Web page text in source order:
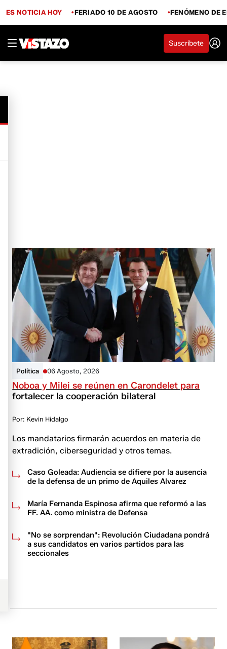
ES NOTICIA HOY FERIADO 10 DE AGOSTO FENÓMENO DE
Suscríbete
Política 06 Agosto, 2026
Noboa y Milei se reúnen en Carondelet para
fortalecer la cooperación bilateral
Por: Kevin Hidalgo
Los mandatarios firmarán acuerdos en materia de
extradición, ciberseguridad y otros temas.
Caso Goleada: Audiencia se difiere por la ausencia
de la defensa de un primo de Aquiles Alvarez
María Fernanda Espinosa afirma que reformó a las
FF. AA. como ministra de Defensa
"No se sorprendan": Revolución Ciudadana pondrá
a sus candidatos en varios partidos para las
seccionales